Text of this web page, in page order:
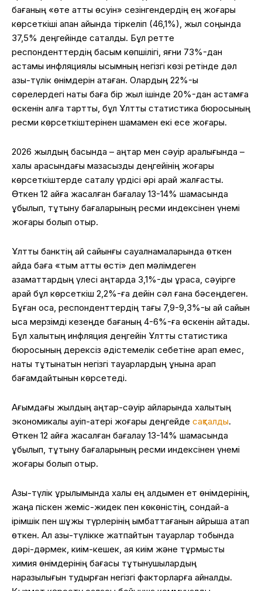
бағаның «өте қатты өсуін» сезінгендердің ең жоғары
көрсеткіші ақпан айында тіркеліп (46,1%), жыл соңында
37,5% деңгейінде сақталды. Бұл ретте
респонденттердің басым көпшілігі, яғни 73%-дан
астамы инфляциялық қысымның негізгі көзі ретінде дәл
азық-түлік өнімдерін атаған. Олардың 22%-ы
сөрелердегі нақты баға бір жыл ішінде 20%-дан астамға
өскенін алға тартты, бұл Ұлттық статистика бюросының
ресми көрсеткіштерінен шамамен екі есе жоғары.
2026 жылдың басында – қаңтар мен сәуір аралығында –
халық арасындағы мазасыздық деңгейінің жоғары
көрсеткіштерде сақталу үрдісі әрі қарай жалғасты.
Өткен 12 айға жасалған бағалау 13-14% шамасында
құбылып, тұтыну бағаларының ресми индексінен үнемі
жоғары болып отыр.
Ұлттық банктің ай сайынғы сауалнамаларында өткен
айда баға «тым қатты өсті» деп мәлімдеген
азаматтардың үлесі қаңтарда 3,1%-ды құраса, сәуірге
қарай бұл көрсеткіш 2,2%-ға дейін сәл ғана бәсеңдеген.
Бұған қоса, респонденттердің тағы 7,9-9,3%-ы ай сайын
қысқа мерзімді кезеңде бағаның 4-6%-ға өскенін айтады.
Бұл халықтың инфляция деңгейін Ұлттық статистика
бюросының дерексіз әдістемелік себетіне қарап емес,
нақты тұтынатын негізгі тауарлардың құнына қарап
бағамдайтынын көрсетеді.
Ағымдағы жылдың қаңтар-сәуір айларында халықтың
экономикалық қауіп-қатері жоғары деңгейде сақталды.
Өткен 12 айға жасалған бағалау 13-14% шамасында
құбылып, тұтыну бағаларының ресми индексінен үнемі
жоғары болып отыр.
Азық-түлік құрылымында халық ең алдымен ет өнімдерінің,
жаңа піскен жеміс-жидек пен көкөністің, сондай-ақ
ірімшік пен шұжық түрлерінің қымбаттағанын айрықша атап
өткен. Ал азық-түлікке жатпайтын тауарлар тобында
дәрі-дәрмек, киім-кешек, аяқ киім және тұрмыстық
химия өнімдерінің бағасы тұтынушылардың
наразылығын тудырған негізгі факторларға айналды.